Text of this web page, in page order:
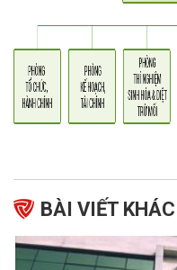
BÀI VIẾT KHÁC